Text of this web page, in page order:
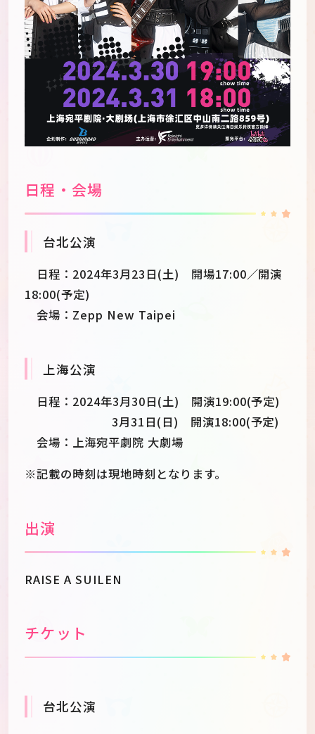
日程・会場
台北公演
日程：2024年3月23日(土) 開場17:00／開演
18:00(予定)
会場：Zepp New Taipei
上海公演
日程：2024年3月30日(土) 開演19:00(予定)
3月31日(日) 開演18:00(予定)
会場：上海宛平劇院 大劇場
※記載の時刻は現地時刻となります。
出演
RAISE A SUILEN
チケット
台北公演